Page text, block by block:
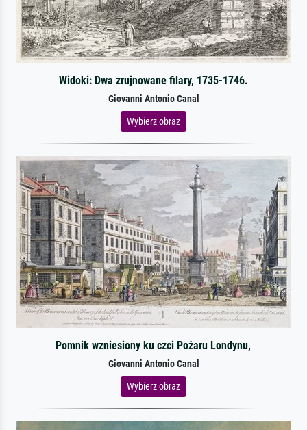
Widoki: Dwa zrujnowane filary, 1735-1746.
Giovanni Antonio Canal
Wybierz obraz
Pomnik wzniesiony ku czci Pożaru Londynu,
Giovanni Antonio Canal
Wybierz obraz